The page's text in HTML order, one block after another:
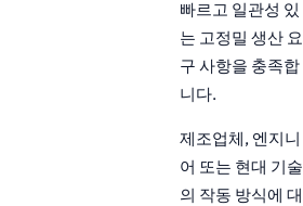
빠르고 일관성 있
는 고정밀 생산 요
구 사항을 충족합
니다.
제조업체, 엔지니
어 또는 현대 기술
의 작동 방식에 대